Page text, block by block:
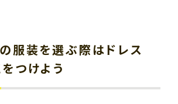
服装を選ぶ際はドレス
つけよう